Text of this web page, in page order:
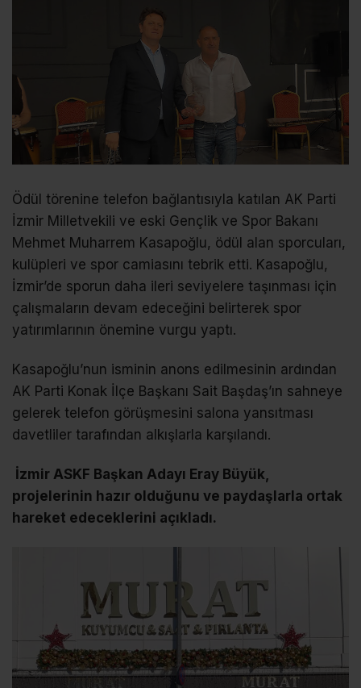
Ödül törenine telefon bağlantısıyla katılan AK Parti
İzmir Milletvekili ve eski Gençlik ve Spor Bakanı
Mehmet Muharrem Kasapoğlu, ödül alan sporcuları,
kulüpleri ve spor camiasını tebrik etti. Kasapoğlu,
İzmir’de sporun daha ileri seviyelere taşınması için
çalışmaların devam edeceğini belirterek spor
yatırımlarının önemine vurgu yaptı.
Kasapoğlu’nun isminin anons edilmesinin ardından
AK Parti Konak İlçe Başkanı Sait Başdaş’ın sahneye
gelerek telefon görüşmesini salona yansıtması
davetliler tarafından alkışlarla karşılandı.
İzmir ASKF Başkan Adayı Eray Büyük,
projelerinin hazır olduğunu ve paydaşlarla ortak
hareket edeceklerini açıkladı.